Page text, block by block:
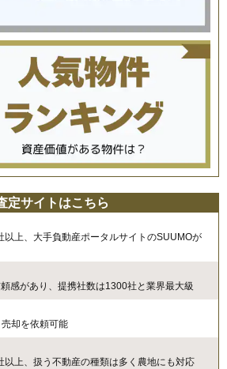
定サイトはこちら
以上、大手負動産ポータルサイトのSUUMOが
感があり、提携社数は1300社と業界最大級
却を依頼可能
上、扱う不動産の種類は多く農地にも対応